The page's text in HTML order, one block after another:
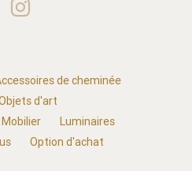
de cheminée
d'art
Mobilier
Luminaires
Option d'achat